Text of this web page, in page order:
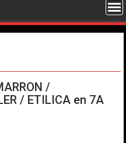
/
/ ETILICA en 7A